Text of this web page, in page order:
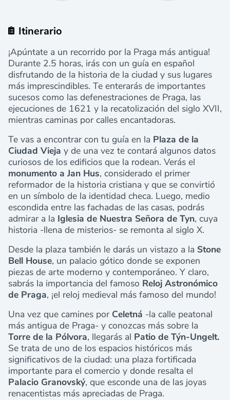
Itinerario
¡Apúntate a un recorrido por la Praga más antigua!
Durante 2.5 horas, irás con un guía en español
disfrutando de la historia de la ciudad y sus lugares
más imprescindibles. Te enterarás de importantes
sucesos como las defenestraciones de Praga, las
ejecuciones de 1621 y la recatolización del siglo XVII,
mientras caminas por calles encantadoras.
Te vas a encontrar con tu guía en la Plaza de la
Ciudad Vieja y de una vez te contará algunos datos
curiosos de los edificios que la rodean. Verás el
monumento a Jan Hus, considerado el primer
reformador de la historia cristiana y que se convirtió
en un símbolo de la identidad checa. Luego, medio
escondida entre las fachadas de las casas, podrás
admirar a la Iglesia de Nuestra Señora de Tyn, cuya
historia -llena de misterios- se remonta al siglo X.
Desde la plaza también le darás un vistazo a la Stone
Bell House, un palacio gótico donde se exponen
piezas de arte moderno y contemporáneo. Y claro,
sabrás la importancia del famoso Reloj Astronómico
de Praga, ¡el reloj medieval más famoso del mundo!
Una vez que camines por Celetná -la calle peatonal
más antigua de Praga- y conozcas más sobre la
Torre de la Pólvora, llegarás al Patio de Týn-Ungelt.
Se trata de uno de los espacios históricos más
significativos de la ciudad: una plaza fortificada
importante para el comercio y donde resalta el
Palacio Granovský, que esconde una de las joyas
renacentistas más apreciadas de Praga.